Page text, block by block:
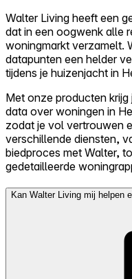
Walter Living heeft een
dat in een oogwenk alle
woningmarkt verzamelt.
datapunten een helder
tijdens je huizenjacht in
Met onze producten
data over woningen in
zodat je vol vertrouwen
verschillende diensten,
biedproces met Walter,
gedetailleerde
Kan Walter Living mij helpen